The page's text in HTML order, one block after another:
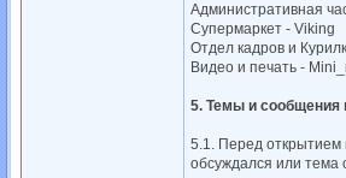
Административная
Супермаркет - Viking
Отдел кадров и
Видео и печать -
5. Темы и сообщения
5.1. Перед открытием
обсуждался или тема